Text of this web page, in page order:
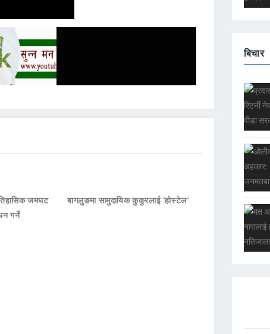
जमघट
गर्ने
बागलुङमा सामुदायिक कुकुरलाई ‘होस्टेल’
बिचार